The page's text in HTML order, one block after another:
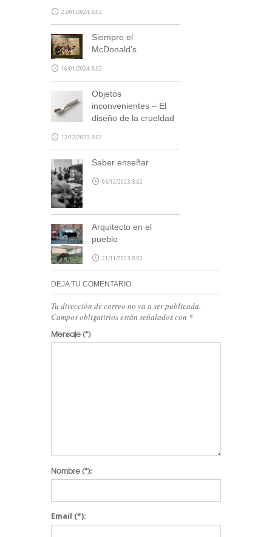
23/01/2024, 8:02
Siempre el
McDonald’s
16/01/2024, 8:02
Objetos
inconvenientes – El
diseño de la crueldad
12/12/2023, 8:02
Saber enseñar
05/12/2023, 8:02
Arquitecto en el
pueblo
21/11/2023, 8:02
DEJA TU COMENTARIO
Tu dirección de correo no va a ser publicada.
Campos obligatirios están señalados con *
Mensaje(*)
Nombre(*):
Email (*):